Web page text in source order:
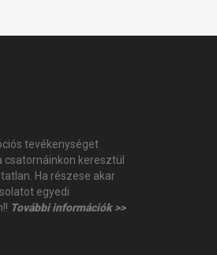
tevékenységet
csatornáinkon keresztül
Ha részese akar
egyedi
További információk >>